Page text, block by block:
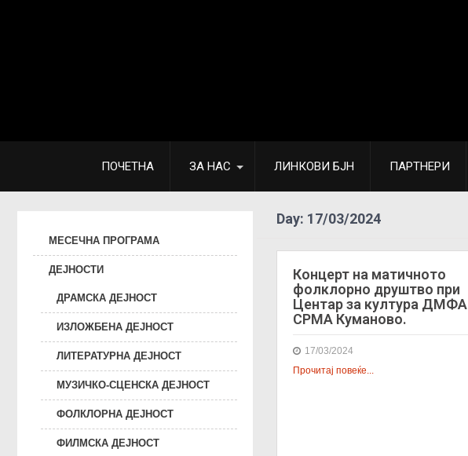
ПОЧЕТНА ЗА НАС ЛИНКОВИ БЈН ПАРТНЕРИ
МЕСЕЧНА ПРОГРАМА
ДЕЈНОСТИ
ДРАМСКА ДЕЈНОСТ
ИЗЛОЖБЕНА ДЕЈНОСТ
ЛИТЕРАТУРНА ДЕЈНОСТ
МУЗИЧКО-СЦЕНСКА ДЕЈНОСТ
ФОЛКЛОРНА ДЕЈНОСТ
ФИЛМСКА ДЕЈНОСТ
Day: 17/03/2024
Концерт на матичното
фолклорно друштво при
Центар за култура ДМФА
СРМА Куманово.
17/03/2024
Прочитај повеќе...